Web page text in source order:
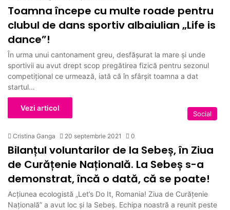
ok
Toamna începe cu multe roade pentru
clubul de dans sportiv albaiulian „Life is
dance”!
În urma unui cantonament greu, desfășurat la mare și unde
sportivii au avut drept scop pregătirea fizică pentru sezonul
competițional ce urmează, iată că în sfârșit toamna a dat
startul…
Vezi articol
Social
Cristina Ganga 20 septembrie 2021 0
Bilanțul voluntarilor de la Sebeș, în Ziua
de Curățenie Națională. La Sebeș s-a
demonstrat, încă o dată, că se poate!
Acțiunea ecologistă „Let’s Do It, Romania! Ziua de Curățenie
Națională” a avut loc și la Sebeș. Echipa noastră a reunit peste